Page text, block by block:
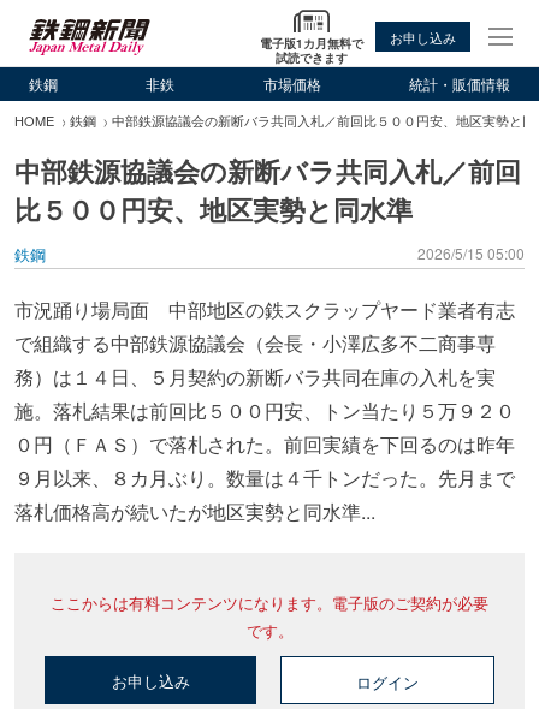
電子版1カ月無料で
試読できます
お申し込み
鉄鋼 非鉄 市場価格 統計・販価情報
HOME 鉄鋼 中部鉄源協議会の新断バラ共同入札／前回比５００円安、地区実勢と同
中部鉄源協議会の新断バラ共同入札／前回
比５００円安、地区実勢と同水準
鉄鋼 2026/5/15 05:00
市況踊り場局面 中部地区の鉄スクラップヤード業者有志
で組織する中部鉄源協議会（会長・小澤広多不二商事専
務）は１４日、５月契約の新断バラ共同在庫の入札を実
施。落札結果は前回比５００円安、トン当たり５万９２０
０円（ＦＡＳ）で落札された。前回実績を下回るのは昨年
９月以来、８カ月ぶり。数量は４千トンだった。先月まで
落札価格高が続いたが地区実勢と同水準...
ここからは有料コンテンツになります。電子版のご契約が必要
です。
お申し込み ログイン